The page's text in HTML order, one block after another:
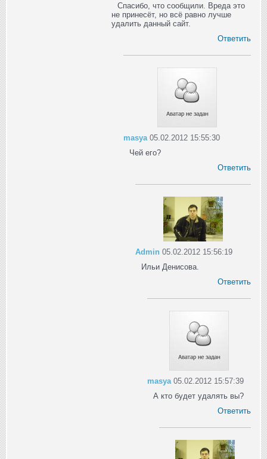
Спасибо, что сообщили. Вреда это
не принесёт, но всё равно лучше
удалить данный сайт.
Ответить
masya 05.02.2012 15:55:30
Чей его?
Ответить
Admin 05.02.2012 15:56:19
Ильи Денисова.
Ответить
masya 05.02.2012 15:57:39
А кто будет удалять вы?
Ответить